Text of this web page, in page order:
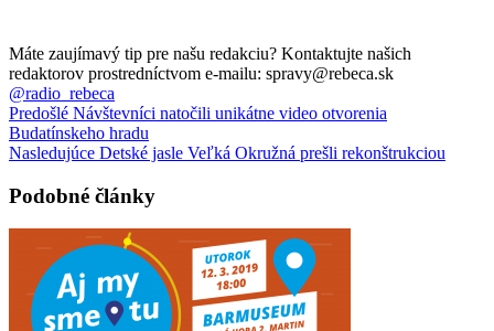
Máte zaujímavý tip pre našu redakciu? Kontaktujte našich
redaktorov prostredníctvom e-mailu: spravy@rebeca.sk
@radio_rebeca
Predošlé Návštevníci natočili unikátne video otvorenia
Budatínskeho hradu
Nasledujúce Detské jasle Veľká Okružná prešli rekonštrukciou
Podobné články